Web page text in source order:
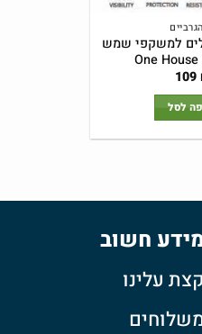
למשקפי שמש
109
לסל
חשוב
קצת עלינו